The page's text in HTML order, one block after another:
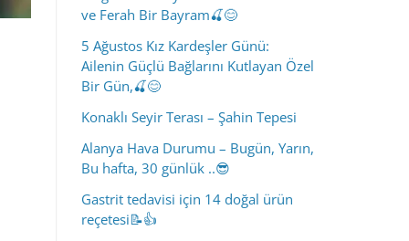
ve Ferah Bir Bayram🍒😊
5 Ağustos Kız Kardeşler Günü:
Ailenin Güçlü Bağlarını Kutlayan Özel
Bir Gün,🍒😊
Konaklı Seyir Terası – Şahin Tepesi
Alanya Hava Durumu – Bugün, Yarın,
Bu hafta, 30 günlük ..😎
Gastrit tedavisi için 14 doğal ürün
reçetesi📝👍